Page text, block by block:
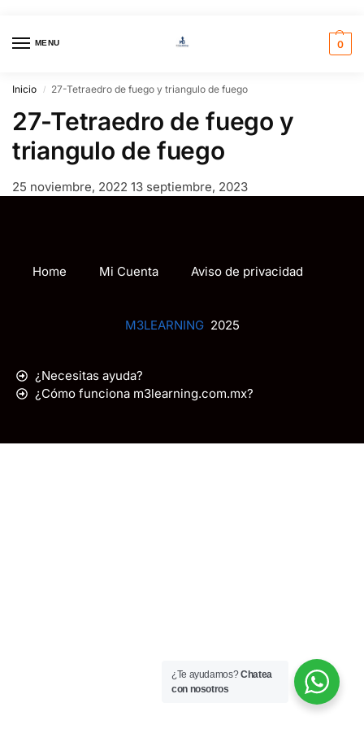
MENU 0
Inicio / 27-Tetraedro de fuego y triangulo de fuego
27-Tetraedro de fuego y
triangulo de fuego
25 noviembre, 2022 13 septiembre, 2023
Home Mi Cuenta Aviso de privacidad
M3LEARNING2025
¿Necesitas ayuda?
¿Cómo funciona m3learning.com.mx?
¿Te ayudamos?Chatea
con nosotros